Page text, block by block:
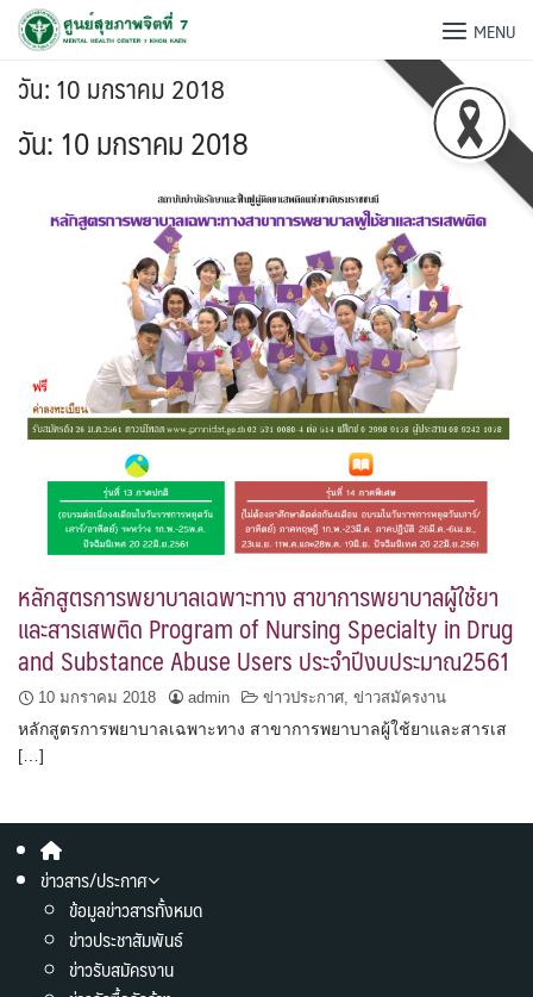
MENU
วัน:10 มกราคม 2018
วัน:10 มกราคม 2018
หลักสูตรการพยาบาลเฉพาะทาง สาขาการพยาบาลผู้ใช้ยา
และสารเสพติด Program of Nursing Specialty in Drug
and Substance Abuse Users ประจำปีงบประมาณ2561
10 มกราคม 2018 admin ข่าวประกาศ ข่าวสมัครงาน
หลักสูตรการพยาบาลเฉพาะทาง สาขาการพยาบาลผู้ใช้ยาและสารเส
[…]
ข่าวสาร/ประกาศ
ข้อมูลข่าวสารทั้งหมด
ข่าวประชาสัมพันธ์
ข่าวรับสมัครงาน